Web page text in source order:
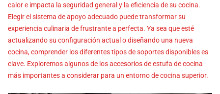
calor e impacta la seguridad general y la eficiencia de su cocina.
Elegir el sistema de apoyo adecuado puede transformar su
experiencia culinaria de frustrante a perfecta. Ya sea que esté
actualizando su configuración actual o diseñando una nueva
cocina, comprender los diferentes tipos de soportes disponibles es
clave. Exploremos algunos de los accesorios de estufa de cocina
más importantes a considerar para un entorno de cocina superior.